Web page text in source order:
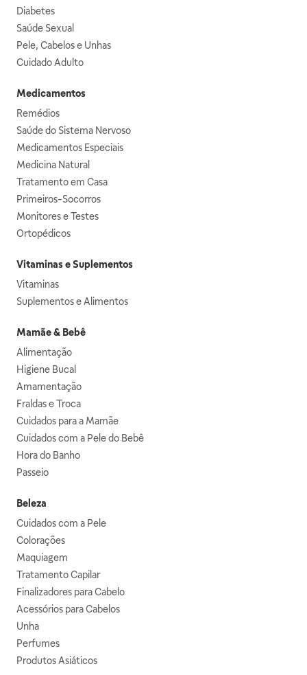
Diabetes
Saúde Sexual
Pele, Cabelos e Unhas
Cuidado Adulto
Medicamentos
Remédios
Saúde do Sistema Nervoso
Medicamentos Especiais
Medicina Natural
Tratamento em Casa
Primeiros-Socorros
Monitores e Testes
Ortopédicos
Vitaminas e Suplementos
Vitaminas
Suplementos e Alimentos
Mamãe & Bebê
Alimentação
Higiene Bucal
Amamentação
Fraldas e Troca
Cuidados para a Mamãe
Cuidados com a Pele do Bebê
Hora do Banho
Passeio
Beleza
Cuidados com a Pele
Colorações
Maquiagem
Tratamento Capilar
Finalizadores para Cabelo
Acessórios para Cabelos
Unha
Perfumes
Produtos Asiáticos